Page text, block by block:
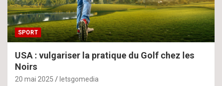
SPORT
USA : vulgariser la pratique du Golf chez les
Noirs
20 mai 2025 letsgomedia